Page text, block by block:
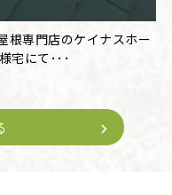
根専門店のケイナスホー
宅にて･･･